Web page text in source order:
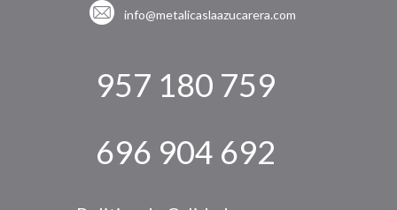
info@metalicaslaazucarera.com
957 180 759
696 904 692